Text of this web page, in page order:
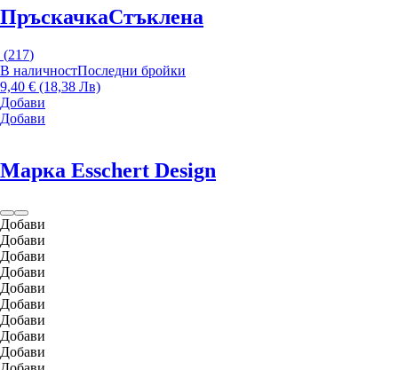
ПръскачкаСтъклена
(217)
В наличностПоследни бройки
9,40 € (18,38 Лв)
Добави
Добави
Марка Esschert Design
Добави
Добави
Добави
Добави
Добави
Добави
Добави
Добави
Добави